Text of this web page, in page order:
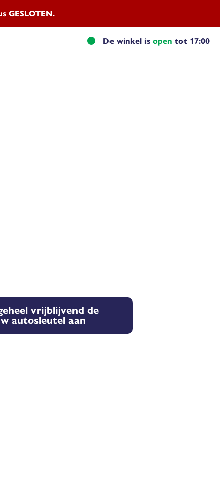
GESLOTEN.
De winkel is open tot 17:00
vrijblijvend de
autosleutel aan